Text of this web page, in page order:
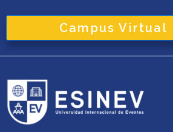
al
Campus Virtual